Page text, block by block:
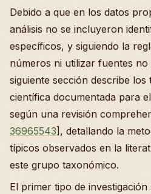
Debido a que en los datos
análisis no se incluyeron
específicos, y siguiendo la
números ni utilizar fuentes
siguiente sección describe los
científica documentada para
según una revisión
36965543], detallando la
típicos observados en la
este grupo taxonómico.
El primer tipo de